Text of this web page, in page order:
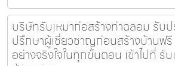
บริษัทรับเหมาก่อสร้างท่าฉลอม รับป
ปรึกษาผู้เชี่ยวชาญก่อนสร้างบ้านฟรี
อย่างจริงใจในทุกขั้นตอน เข้าไปที่ รับ